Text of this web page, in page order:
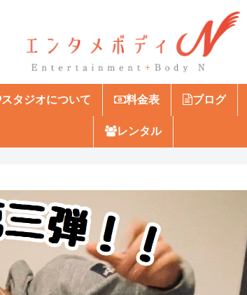
スタジオについて 料金表 ブログ
レンタル